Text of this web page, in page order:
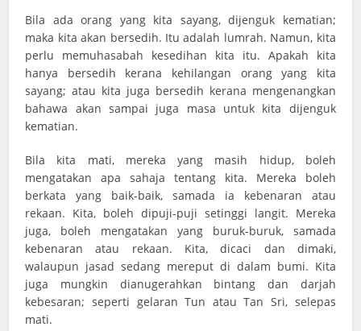
Bila ada orang yang kita sayang, dijenguk kematian;
maka kita akan bersedih. Itu adalah lumrah. Namun, kita
perlu memuhasabah kesedihan kita itu. Apakah kita
hanya bersedih kerana kehilangan orang yang kita
sayang; atau kita juga bersedih kerana mengenangkan
bahawa akan sampai juga masa untuk kita dijenguk
kematian.
Bila kita mati, mereka yang masih hidup, boleh
mengatakan apa sahaja tentang kita. Mereka boleh
berkata yang baik-baik, samada ia kebenaran atau
rekaan. Kita, boleh dipuji-puji setinggi langit. Mereka
juga, boleh mengatakan yang buruk-buruk, samada
kebenaran atau rekaan. Kita, dicaci dan dimaki,
walaupun jasad sedang mereput di dalam bumi. Kita
juga mungkin dianugerahkan bintang dan darjah
kebesaran; seperti gelaran Tun atau Tan Sri, selepas
mati.